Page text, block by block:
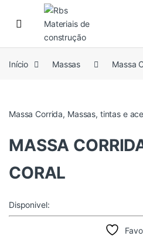
Skip to navigation
Skip to content
Início Massas Massa
Massa Corrida, Massas, tintas e
MASSA
CORAL
Disponivel: